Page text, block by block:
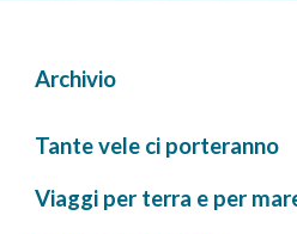
Archivio
Tante vele ci porteranno
Viaggi per terra e per